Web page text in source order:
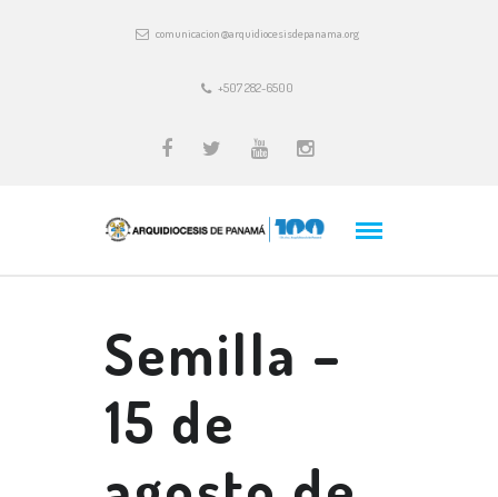
comunicacion@arquidiocesisdepanama.org
+507 282-6500
Semilla –
15 de